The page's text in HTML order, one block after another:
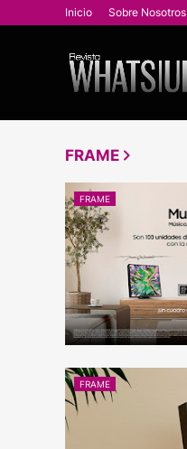
Inicio Sobre Nosotros
FRAME
FRAME
FRAME